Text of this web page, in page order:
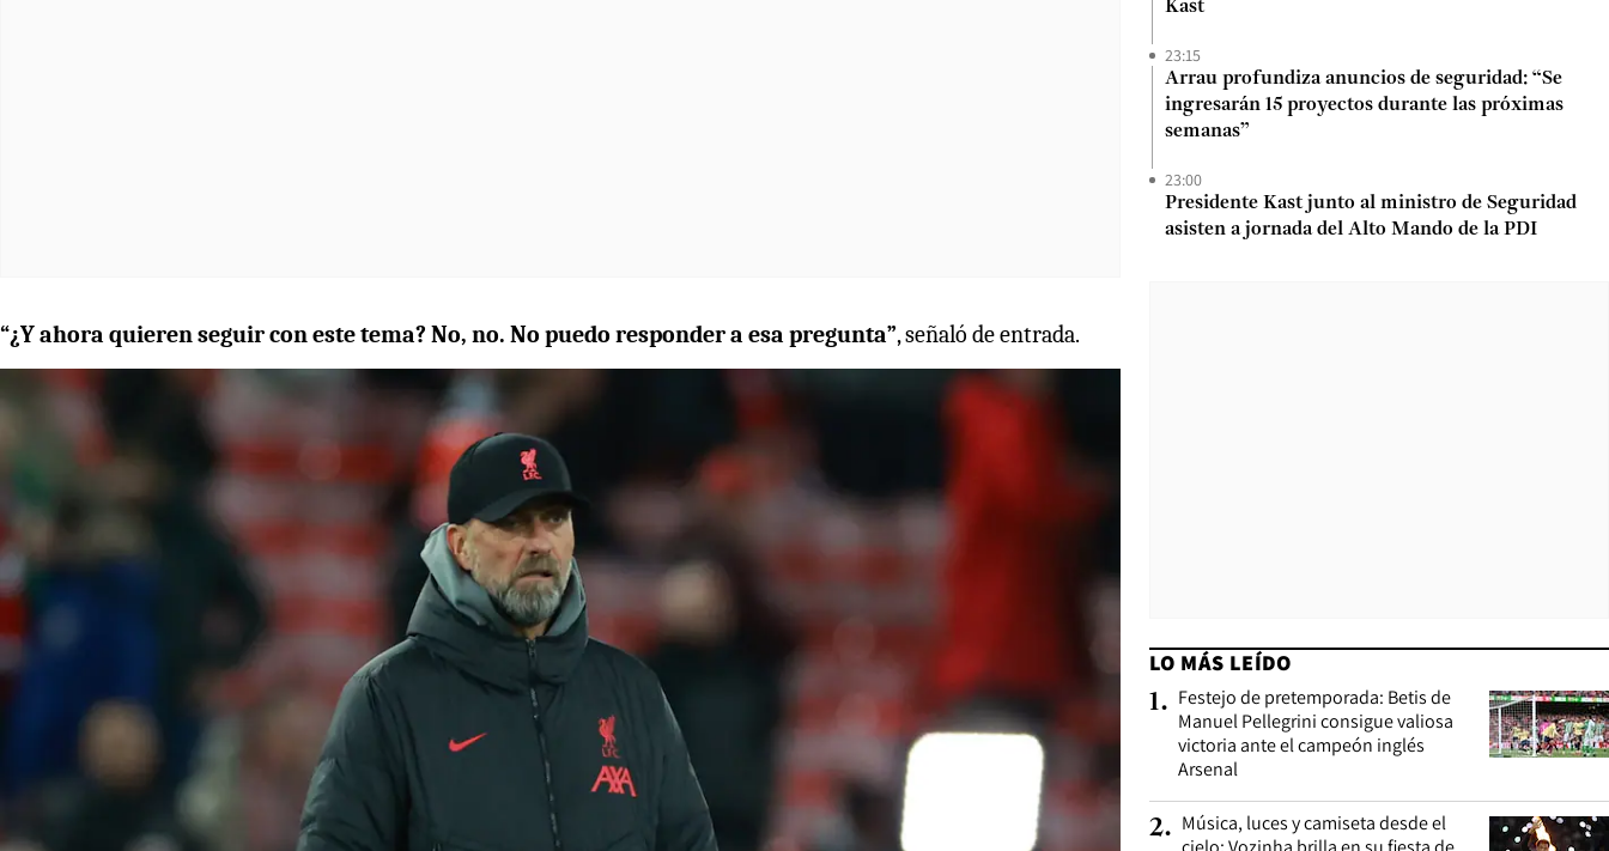
“¿Y ahora quieren seguir con este tema? No, no. No puedo responder a esa pregunta”, señaló de entrada.
Kast
23:15
Arrau profundiza anuncios de seguridad: “Se
ingresarán 15 proyectos durante las próximas
semanas”
23:00
Presidente Kast junto al ministro de Seguridad
asisten a jornada del Alto Mando de la PDI
LO MÁS LEÍDO
1. Festejo de pretemporada: Betis de
Manuel Pellegrini consigue valiosa
victoria ante el campeón inglés
Arsenal
2. Música, luces y camiseta desde el